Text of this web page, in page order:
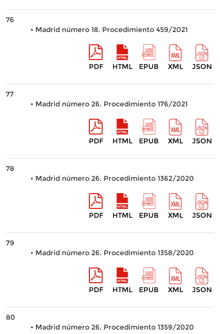
76
• Madrid número 18. Procedimiento 459/2021
PDF HTML EPUB XML JSON
77
• Madrid número 26. Procedimiento 176/2021
PDF HTML EPUB XML JSON
78
• Madrid número 26. Procedimiento 1362/2020
PDF HTML EPUB XML JSON
79
• Madrid número 26. Procedimiento 1358/2020
PDF HTML EPUB XML JSON
80
• Madrid número 26. Procedimiento 1359/2020